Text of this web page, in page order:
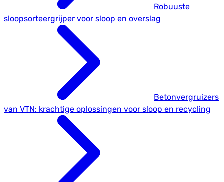
Robuuste
sloopsorteergrijper voor sloop en overslag
Betonvergruizers
van VTN: krachtige oplossingen voor sloop en recycling